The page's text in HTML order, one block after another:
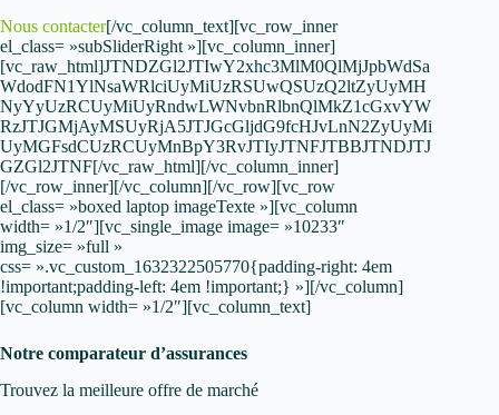
Nous contacter[/vc_column_text][vc_row_inner
el_class= »subSliderRight »][vc_column_inner]
[vc_raw_html]JTNDZGl2JTIwY2xhc3MlM0QlMjJpbWdSa
WdodFN1YlNsaWRlciUyMiUzRSUwQSUzQ2ltZyUyMH
NyYyUzRCUyMiUyRndwLWNvbnRlbnQlMkZ1cGxvYW
RzJTJGMjAyMSUyRjA5JTJGcGljdG9fcHJvLnN2ZyUyMi
UyMGFsdCUzRCUyMnBpY3RvJTIyJTNFJTBBJTNDJTJ
GZGl2JTNF[/vc_raw_html][/vc_column_inner]
[/vc_row_inner][/vc_column][/vc_row][vc_row
el_class= »boxed laptop imageTexte »][vc_column
width= »1/2″][vc_single_image image= »10233″
img_size= »full »
css= ».vc_custom_1632322505770{padding-right: 4em
!important;padding-left: 4em !important;} »][/vc_column]
[vc_column width= »1/2″][vc_column_text]
Notre comparateur d’assurances
Trouvez la meilleure offre de marché